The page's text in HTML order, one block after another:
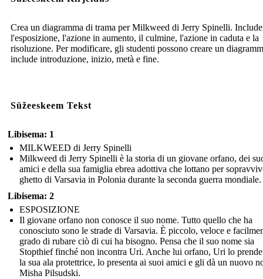
Crea un diagramma di trama per Milkweed di Jerry Spinelli.
l'esposizione, l'azione in aumento, il culmine, l'azione in caduta e la
risoluzione. Per modificare, gli studenti possono creare un
include introduzione, inizio, metà e fine.
Süžeeskeem Tekst
Libisema: 1
MILKWEED di Jerry Spinelli
Milkweed di Jerry Spinelli è la storia di un giovane orfano, dei
amici e della sua famiglia ebrea adottiva che lottano per
ghetto di Varsavia in Polonia durante la seconda guerra mondiale.
Libisema: 2
ESPOSIZIONE
Il giovane orfano non conosce il suo nome. Tutto quello che ha
conosciuto sono le strade di Varsavia. È piccolo, veloce e
grado di rubare ciò di cui ha bisogno. Pensa che il suo nome sia
Stopthief finché non incontra Uri. Anche lui orfano, Uri lo
la sua ala protettrice, lo presenta ai suoi amici e gli dà un nuovo
Misha Pilsudski.